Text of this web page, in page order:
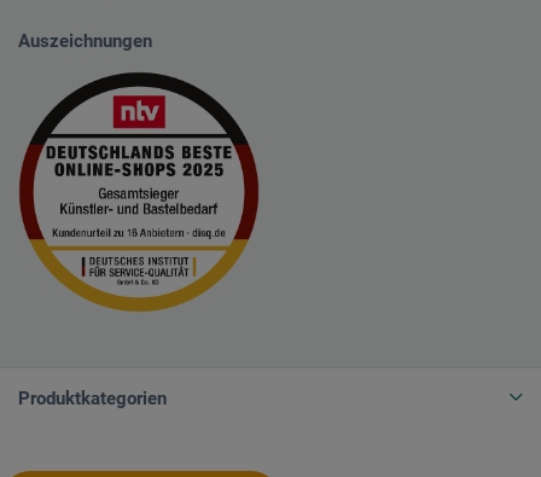
Auszeichnungen
Produktkategorien